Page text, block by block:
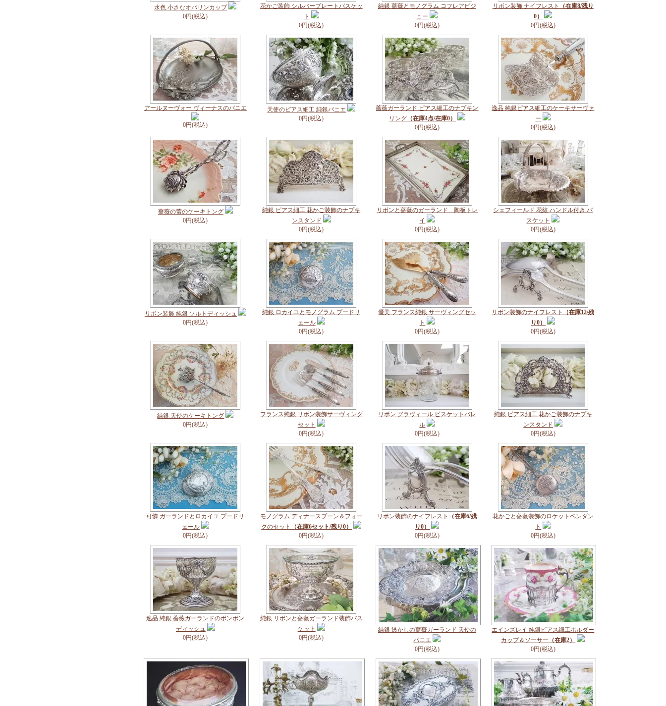
水色 小さなオパリンカップ
0円(税込)
花かご装飾 シルバープレートバスケッ
ト
0円(税込)
純銀 薔薇とモノグラム コフレアビジ
ュー
0円(税込)
リボン装飾 ナイフレスト
（在庫8/残り
0）
0円(税込)
アールヌーヴォー ヴィーナスのパニエ
0円(税込)
天使のピアス細工 純銀パニエ
0円(税込)
薔薇ガーランド ピアス細工のナプキン
リング（在庫4点/在庫0）
0円(税込)
逸品 純銀ピアス細工のケーキサーヴァ
ー
0円(税込)
薔薇の蕾のケーキトング
0円(税込)
純銀 ピアス細工 花かご装飾のナプキ
ンスタンド
0円(税込)
リボンと薔薇のガーランド 陶板トレ
イ
0円(税込)
シェフィールド 花紋 ハンドル付き バ
スケット
0円(税込)
リボン装飾 純銀 ソルトディッシュ
0円(税込)
純銀 ロカイユとモノグラム プードリ
ェール
0円(税込)
優美 フランス純銀 サーヴィングセッ
ト
0円(税込)
リボン装飾のナイフレスト
（在庫12/残
り0）
0円(税込)
純銀 天使のケーキトング
0円(税込)
フランス純銀 リボン装飾サーヴィング
セット
0円(税込)
リボン グラヴィール ビスケットバレ
ル
0円(税込)
純銀 ピアス細工 花かご装飾のナプキ
ンスタンド
0円(税込)
可憐 ガーランドとロカイユ プードリ
ェール
0円(税込)
モノグラム ディナースプーン＆フォー
クのセット
（在庫6セット/残り0）
0円(税込)
リボン装飾のナイフレスト
（在庫6/残
り0）
0円(税込)
花かごと薔薇装飾のロケットペンダン
ト
0円(税込)
逸品 純銀 薔薇ガーランドのボンボン
ディッシュ
0円(税込)
純銀 リボンと薔薇ガーランド装飾バス
ケット
0円(税込)
純銀 透かしの薔薇ガーランド 天使の
パニエ
0円(税込)
エインズレイ 純銀ピアス細工ホルダー
カップ＆ソーサー （在庫2）
0円(税込)